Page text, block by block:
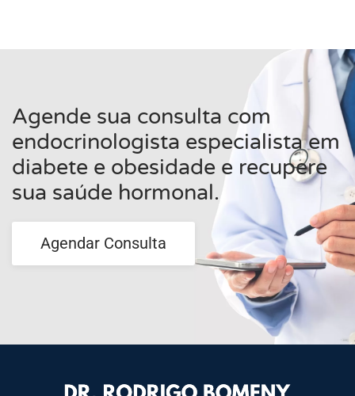
Agende sua consulta com
endocrinologista especialista em
diabete e obesidade e recupere
sua saúde hormonal.
Agendar Consulta